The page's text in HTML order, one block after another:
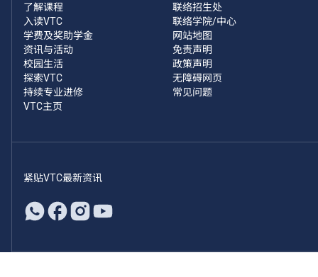
了解课程
入读VTC
学费及奖助学金
资讯与活动
校园生活
探索VTC
持续专业进修
VTC主页
联络招生处
联络学院/中心
网站地图
免责声明
政策声明
无障碍网页
常见问题
紧贴VTC最新资讯